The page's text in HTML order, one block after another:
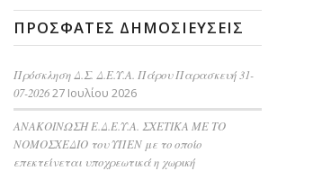
ΠΡΌΣΦΑΤΕΣ ΔΗΜΟΣΙΕΎΣΕΙΣ
Πρόσκληση Δ.Σ. Δ.Ε.Υ.Α. Πάρου Παρασκευή 31-
07-202627 Ιουλίου 2026
ΑΝΑΚΟΙΝΩΣΗ Ε.Δ.Ε.Υ.Α. ΣΧΕΤΙΚΑ ΜΕ ΤΟ
ΝΟΜΟΣΧΕΔΙΟ του ΥΠΕΝ με το οποίο
επεκτείνεται υποχρεωτικά η χωρική